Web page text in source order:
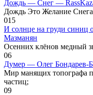
Дождь — Снег —
Дождь Это Желание
015
И солнце на груди синиц
Мазманян
Осенних клёнов медный
06
Думер — Олег Бондарев-
Мир манящих топографа
частиц;
09